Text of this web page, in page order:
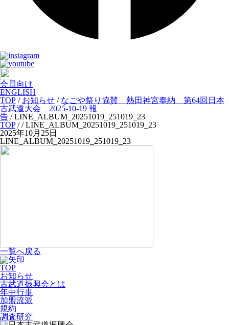
会員向け
ENGLISH
TOP / お知らせ / なごや祭り協賛 熱田神宮奉納 第64回日本
古武道大会 2025-10-19 報
告 /LINE_ALBUM_20251019_251019_23
TOP// LINE_ALBUM_20251019_251019_23
2025年10月25日
LINE_ALBUM_20251019_251019_23
一覧へ戻る
TOP
お知らせ
古武道振興会とは
年中行事
加盟流派
規約
調査研究